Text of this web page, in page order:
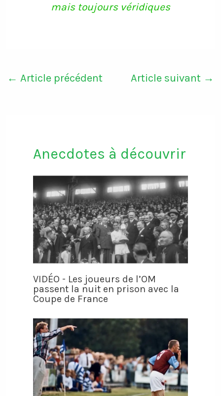
mais toujours véridiques
← Article précédent Article suivant →
Anecdotes à découvrir
VIDÉO - Les joueurs de l’OM
passent la nuit en prison avec la
Coupe de France